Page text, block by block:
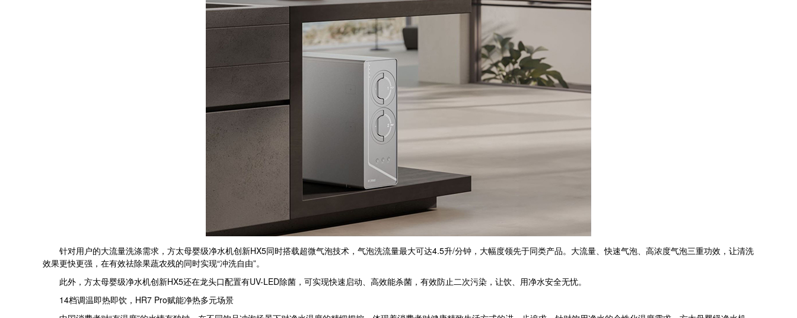
针对用户的大流量洗涤需求，方太母婴级净水机创新HX5同时搭载超微气泡技术，气泡洗流量最大可达4.5升/分钟，大幅度领先于同类产品。大流量、快速气泡、高浓度气泡三重功效，让清洗
效果更快更强，在有效祛除果蔬农残的同时实现“冲洗自由”。
此外，方太母婴级净水机创新HX5还在龙头口配置有UV-LED除菌，可实现快速启动、高效能杀菌，有效防止二次污染，让饮、用净水安全无忧。
14档调温即热即饮，HR7 Pro赋能净热多元场景